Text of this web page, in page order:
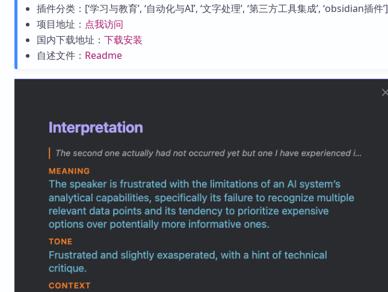
插件分类：[‘学习与教育’, ‘自动化与AI’, ‘文字处理’, ‘第三方工具集成’, ‘obsidian插件’]
项目地址： 点我访问
国内下载地址： 下载安装
自述文件： Readme